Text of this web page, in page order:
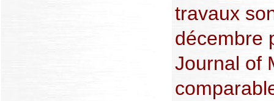
travaux
décembre
Journal of